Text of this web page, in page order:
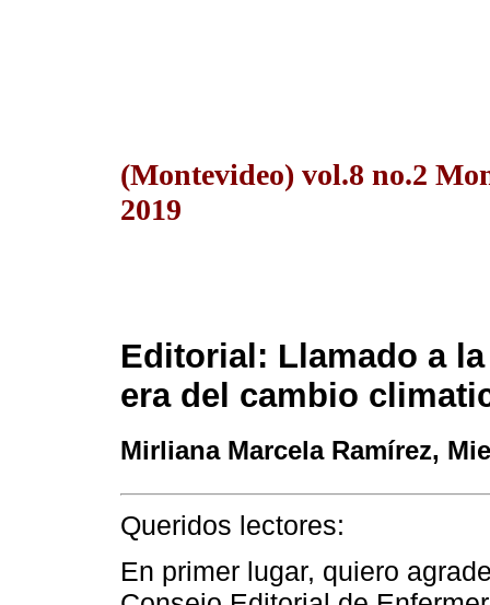
(Montevideo) vol.8 no.2
2019
Editorial: Llamado a
era del cambio
Mirliana Marcela Ramírez,
Queridos lectores:
En primer lugar, quiero